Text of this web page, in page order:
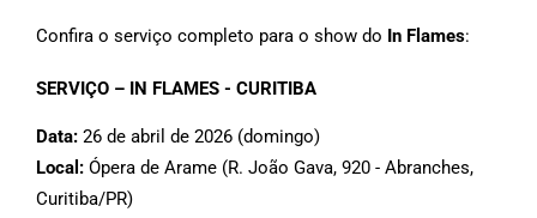
Confira o serviço completo para o show do In Flames:
SERVIÇO – IN FLAMES - CURITIBA
Data: 26 de abril de 2026 (domingo)
Local: Ópera de Arame (R. João Gava, 920 - Abranches,
Curitiba/PR)